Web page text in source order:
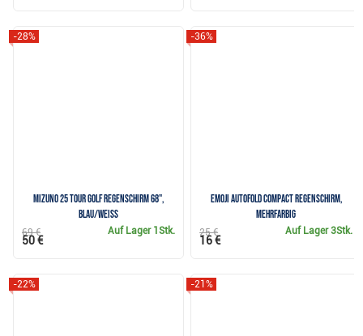
Mizuno 25 Tour Golf Regenschirm 68",
blau/weiss
-28%
Auf Lager 1Stk.
69 €
50 €
Emoji AutoFold Compact Regenschirm,
mehrfarbig
-36%
Auf Lager3Stk.
25 €
16 €
-22% -21%